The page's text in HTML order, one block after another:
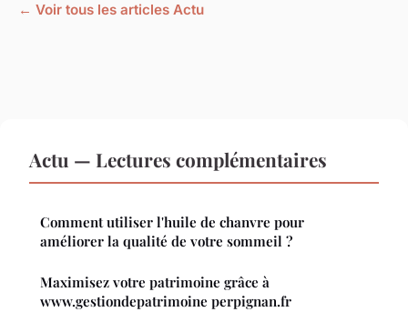
← Voir tous les articles Actu
Actu — Lectures complémentaires
Comment utiliser l'huile de chanvre pour
améliorer la qualité de votre sommeil ?
Maximisez votre patrimoine grâce à
www.gestiondepatrimoine perpignan.fr